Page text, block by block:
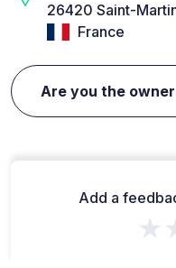
26420 Saint-
France
Are you the
Add a